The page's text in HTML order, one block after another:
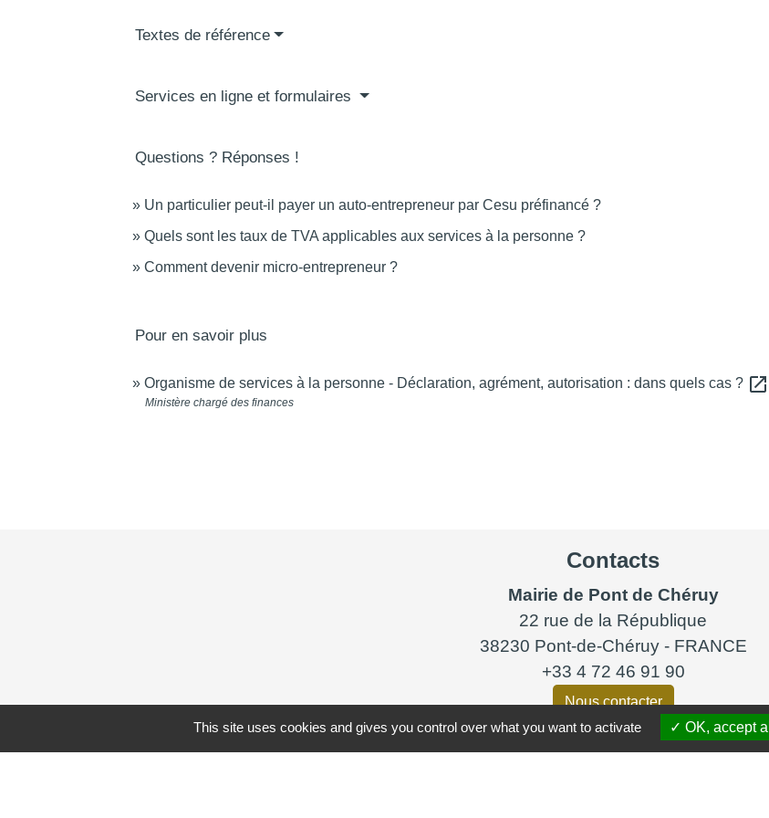
Textes de référence
Services en ligne et formulaires
Questions ? Réponses !
Un particulier peut-il payer un auto-entrepreneur par Cesu préfinancé ?
Quels sont les taux de TVA applicables aux services à la personne ?
Comment devenir micro-entrepreneur ?
Pour en savoir plus
Organisme de services à la personne - Déclaration, agrément, autorisation : dans quels cas ? open_in_new
Ministère chargé des finances
Contacts
Mairie de Pont de Chéruy
22 rue de la République
38230 Pont-de-Chéruy - FRANCE
+33 4 72 46 91 90
Nous contacter
This site uses cookies and gives you control over what you want to activate OK, accept all